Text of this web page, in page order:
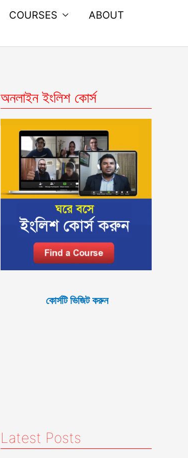
COURSES
ABOUT
অনলাইন ইংলিশ কোর্স
কোর্সটি ভিজিট করুন
Latest Posts